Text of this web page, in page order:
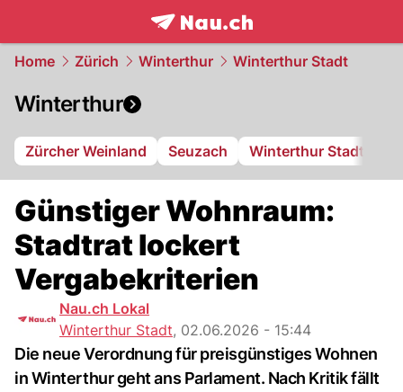
frontpage.NAU.ch
Home Zürich Winterthur Winterthur Stadt
Winterthur
Zürcher Weinland Seuzach Winterthur Stadt
Günstiger Wohnraum:
Stadtrat lockert
Vergabekriterien
Nau.ch Lokal
Winterthur Stadt, 02.06.2026 - 15:44
Die neue Verordnung für preisgünstiges Wohnen
in Winterthur geht ans Parlament. Nach Kritik fällt